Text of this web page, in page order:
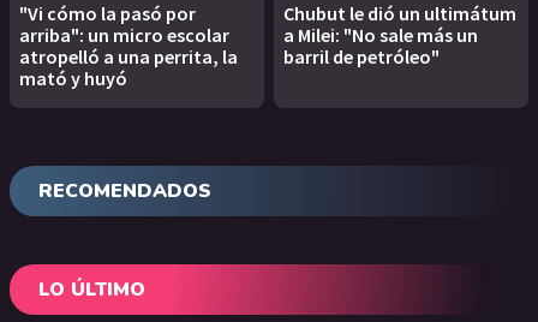
"Vi cómo la pasó por
arriba": un micro escolar
atropelló a una perrita, la
mató y huyó
Chubut le dió un ultimátum
a Milei: "No sale más un
barril de petróleo"
RECOMENDADOS
LO ÚLTIMO